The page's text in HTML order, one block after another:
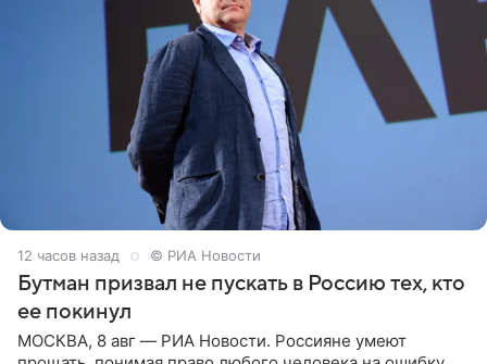
12 часов назад © РИА Новости
Бутман призвал не пускать в Россию тех, кто
ее покинул
МОСКВА, 8 авг — РИА Новости. Россияне умеют